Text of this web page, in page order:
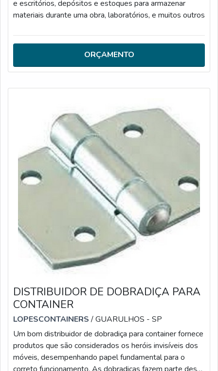
e escritórios, depósitos e estoques para armazenar
materiais durante uma obra, laboratórios, e muitos outros
Durabilidade; Versatilidade.MAIS DETALHES ACERCA
DO PRODUTOExistem contêineres revestidos em PVC,
que caracterizam ambientes
ORÇAMENTO
DISTRIBUIDOR DE DOBRADIÇA PARA
CONTAINER
LOPESCONTAINERS/ GUARULHOS - SP
Um bom distribuidor de dobradiça para container fornece
produtos que são considerados os heróis invisíveis dos
móveis, desempenhando papel fundamental para o